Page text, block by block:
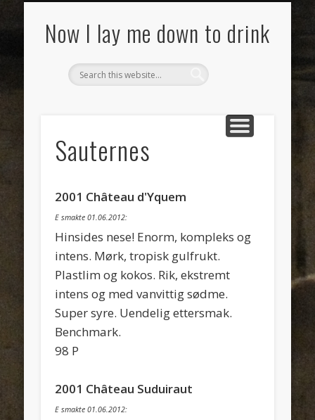
Now I lay me down to drink
Sauternes
2001 Château d'Yquem
E smakte 01.06.2012:
Hinsides nese! Enorm, kompleks og
intens. Mørk, tropisk gulfrukt.
Plastlim og kokos. Rik, ekstremt
intens og med vanvittig sødme.
Super syre. Uendelig ettersmak.
Benchmark.
98 P
2001 Château Suduiraut
E smakte 01.06.2012: